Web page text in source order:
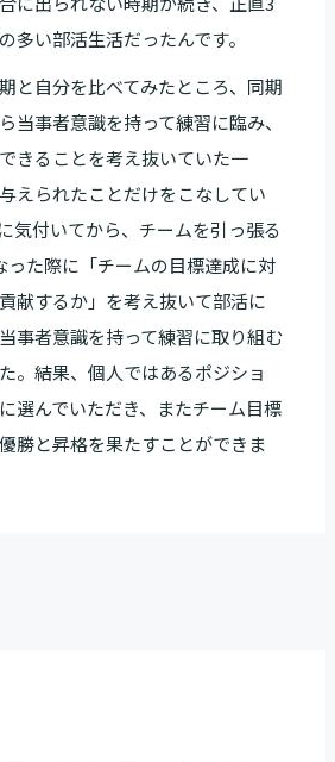
多い部活生活だったんです。
と自分を比べてみたところ、同期
当事者意識を持って練習に臨み、
きることを考え抜いていた一
えられたことだけをこなしてい
気付いてから、チームを引っ張る
った際に「チームの目標達成に対
献するか」を考え抜いて部活に
事者意識を持って練習に取り組む
。結果、個人ではあるポジショ
選んでいただき、またチーム目標
勝と昇格を果たすことができま